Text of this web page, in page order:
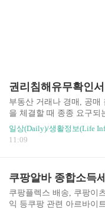
부동산 거래나 경매, 공매
을 체결할 때 종종 요구되
*‘권리침해유무확인서’**
부동산에 저당권, 가압류,
의, 발급처, 발급절차, 준
주의사항까지 2025년 기
드릴게요! ✅ 권리침해유
일상(Daily)/생활정보(Life
11:09
쿠팡플렉스 배송, 쿠팡이
익 등쿠팡 관련 아르바이